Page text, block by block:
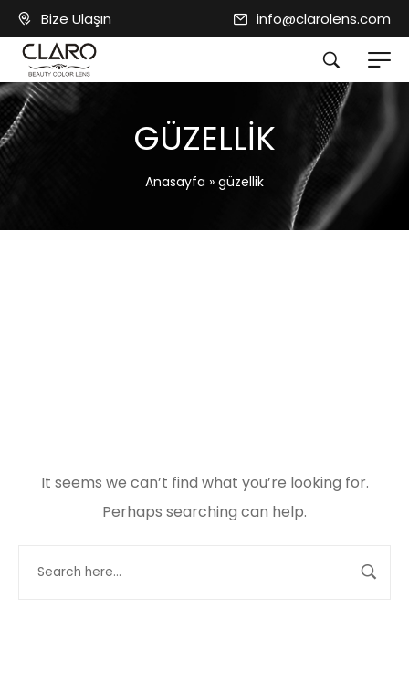
Bize Ulaşın info@clarolens.com
GÜZELLIK
Anasayfa » güzellik
It seems we can’t find what you’re looking for.
Perhaps searching can help.